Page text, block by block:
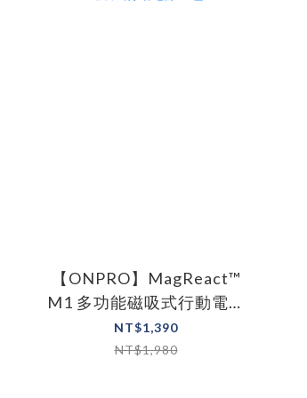
【ONPRO】MagReact™
M1 多功能磁吸式行動電源
三色
NT$1,390
NT$1,980